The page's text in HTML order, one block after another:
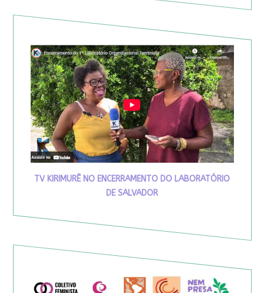
TV KIRIMURÊ NO ENCERRAMENTO DO LABORATÓRIO
DE SALVADOR